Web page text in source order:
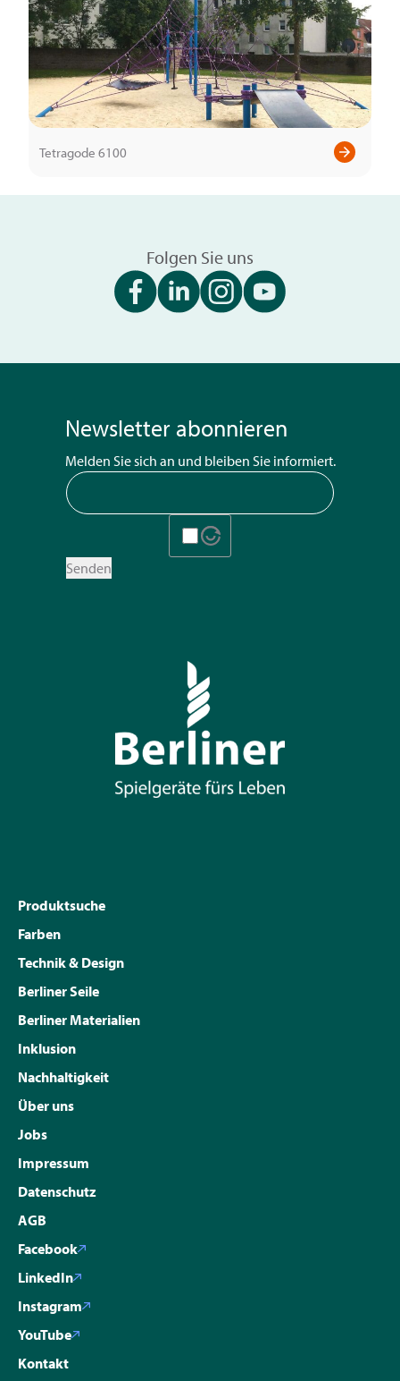
Tetragode 6100
Folgen Sie uns
Newsletter abonnieren
Melden Sie sich an und bleiben Sie informiert.
Senden
Produktsuche
Farben
Technik & Design
Berliner Seile
Berliner Materialien
Inklusion
Nachhaltigkeit
Über uns
Jobs
Impressum
Datenschutz
AGB
Facebook
LinkedIn
Instagram
YouTube
Kontakt